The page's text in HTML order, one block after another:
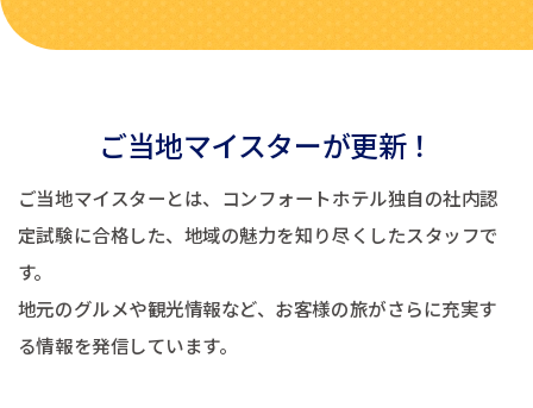
ご当地マイスターが更新！
ご当地マイスターとは、コンフォートホテル独自の社内認
定試験に合格した、地域の魅力を知り尽くしたスタッフで
す。
地元のグルメや観光情報など、お客様の旅がさらに充実す
る情報を発信しています。